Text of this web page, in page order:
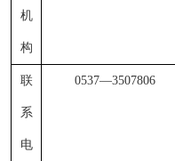
机
构
联
系
电
0537—3507806